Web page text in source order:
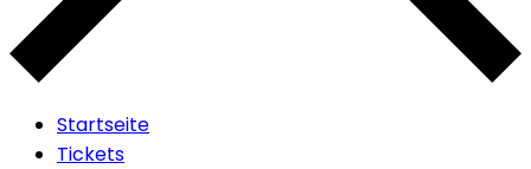
Startseite
Tickets